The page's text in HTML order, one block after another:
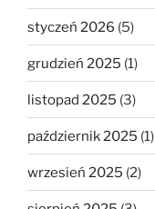
styczeń 2026 (5)
grudzień 2025 (1)
listopad 2025 (3)
październik 2025 (1)
wrzesień 2025 (2)